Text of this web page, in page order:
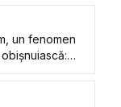
un fenomen
deraieze de